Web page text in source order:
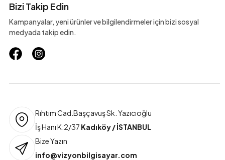
Bizi Takip Edin
Kampanyalar, yeni ürünler ve bilgilendirmeler için bizi sosyal
medyada takip edin.
Rıhtım Cad.Başçavuş Sk. Yazıcıoğlu
İş Hanı K:2/37 Kadıköy / İSTANBUL
Bize Yazın
info@vizyonbilgisayar.com